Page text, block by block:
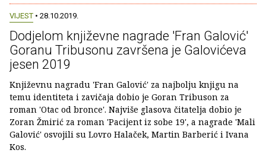
VIJEST • 28.10.2019.
Dodjelom književne nagrade 'Fran Galović'
Goranu Tribusonu završena je Galovićeva
jesen 2019
Književnu nagradu 'Fran Galović' za najbolju knjigu na
temu identiteta i zavičaja dobio je Goran Tribuson za
roman 'Otac od bronce'. Najviše glasova čitatelja dobio je
Zoran Žmirić za roman 'Pacijent iz sobe 19', a nagrade 'Mali
Galović' osvojili su Lovro Halaček, Martin Barberić i Ivana
Kos.